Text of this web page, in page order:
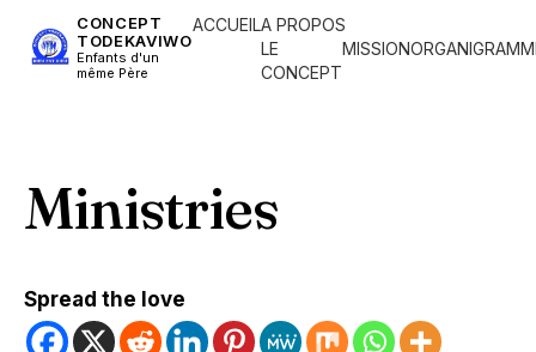
CONCEPT
TODEKAVIWO
Enfants d'un
même Père
ACCUEILA PROPOS
LE
CONCEPT
MISSION
Ministries
Spread the love